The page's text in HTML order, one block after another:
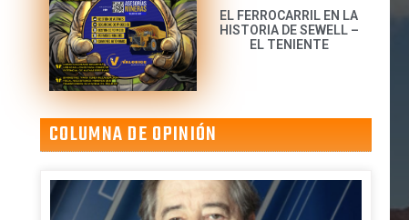
EL FERROCARRIL EN LA
HISTORIA DE SEWELL –
EL TENIENTE
COLUMNA DE OPINIÓN